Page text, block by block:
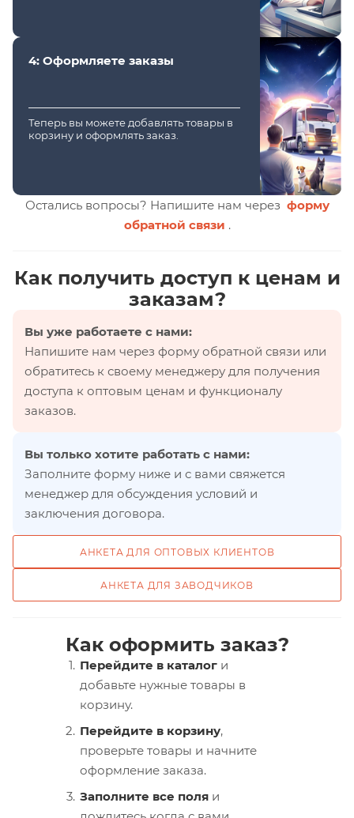
4: Оформляете заказы
Теперь вы можете добавлять товары в
корзину и оформлять заказ.
Остались вопросы? Напишите нам через форму
обратной связи .
Как получить доступ к ценам и
заказам?
Вы уже работаете с нами:
Напишите нам через форму обратной связи или
обратитесь к своему менеджеру для получения
доступа к оптовым ценам и функционалу
заказов.
Вы только хотите работать с нами:
Заполните форму ниже и с вами свяжется
менеджер для обсуждения условий и
заключения договора.
АНКЕТА ДЛЯ ОПТОВЫХ КЛИЕНТОВ
АНКЕТА ДЛЯ ЗАВОДЧИКОВ
Как оформить заказ?
Перейдите в каталог и
добавьте нужные товары в
корзину.
Перейдите в корзину,
проверьте товары и начните
оформление заказа.
Заполните все поля и